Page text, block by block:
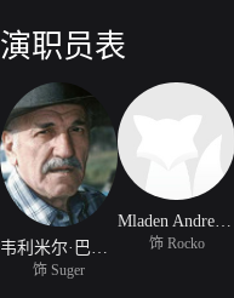
演职员表
饰 Suger
Mladen Andrejevic
饰 Rocko